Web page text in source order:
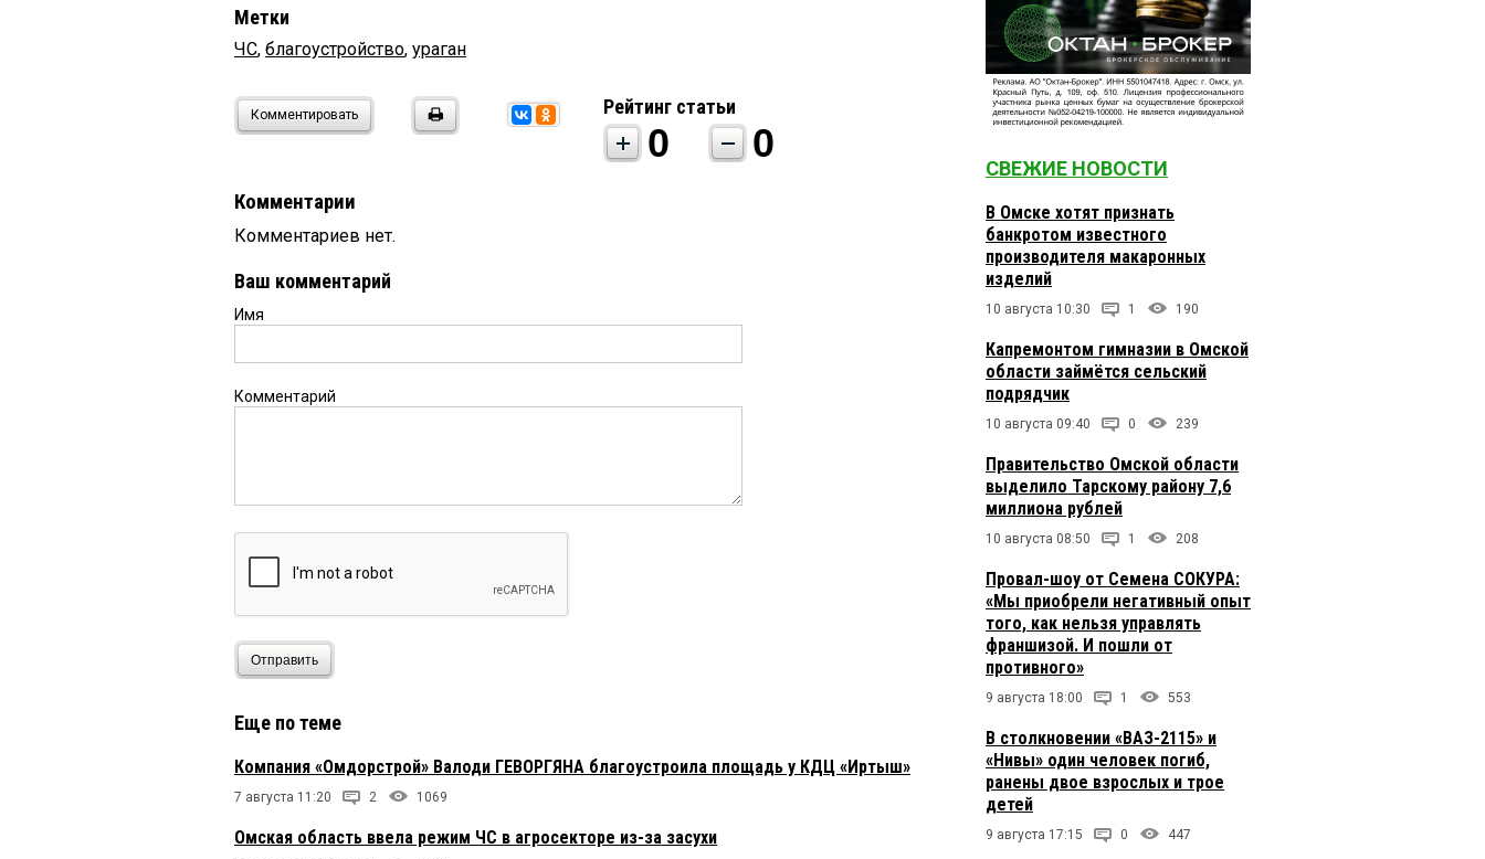
Метки
ЧС, благоустройство, ураган
Комментировать Рейтинг статьи
0 0
Комментарии
Комментариев нет.
Ваш комментарий
Имя
Комментарий
Отправить
Еще по теме
Компания «Омдорстрой» Валоди ГЕВОРГЯНА благоустроила площадь у КДЦ «Иртыш»
7 августа 11:20 2 1069
Омская область ввела режим ЧС в агросекторе из-за засухи
СВЕЖИЕ НОВОСТИ
В Омске хотят признать
банкротом известного
производителя макаронных
изделий
10 августа 10:30 1 190
Капремонтом гимназии в Омской
области займётся сельский
подрядчик
10 августа 09:40 0 239
Правительство Омской области
выделило Тарскому району 7,6
миллиона рублей
10 августа 08:50 1 208
Провал-шоу от Семена СОКУРА:
«Мы приобрели негативный опыт
того, как нельзя управлять
франшизой. И пошли от
противного»
9 августа 18:00 1 553
В столкновении «ВАЗ-2115» и
«Нивы» один человек погиб,
ранены двое взрослых и трое
детей
9 августа 17:15 0 447